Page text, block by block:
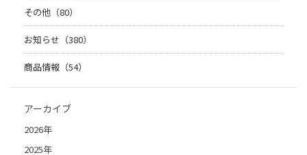
その他（80）
お知らせ（380）
商品情報（54）
アーカイブ
2026年
2025年